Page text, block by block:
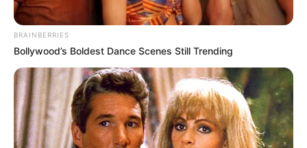
BRAINBERRIES
Bollywood’s Boldest Dance Scenes Still Trending